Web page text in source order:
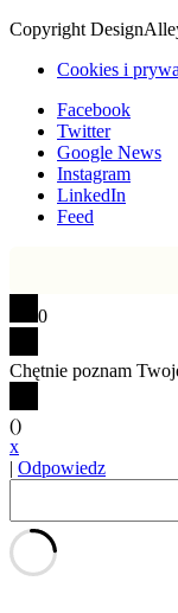
Copyright
Cookies i
Facebook
Twitter
Google News
Instagram
LinkedIn
Feed
0
Chętnie poznam
()
x
| Odpowiedz